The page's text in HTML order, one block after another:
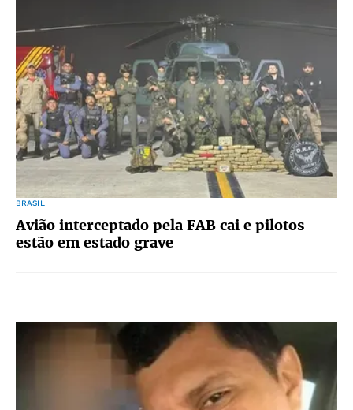
BRASIL
Avião interceptado pela FAB cai e pilotos
estão em estado grave